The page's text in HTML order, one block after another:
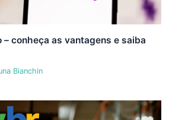
– conheça as vantagens e saiba
Bianchin